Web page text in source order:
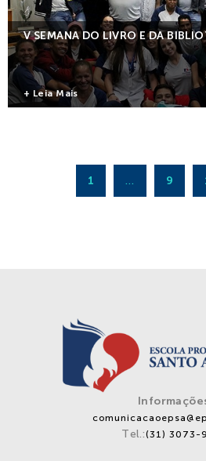
V SEMANA DO LIVRO E DA
+ Leia Mais
1 … 9
Tel.:(31) 3073-